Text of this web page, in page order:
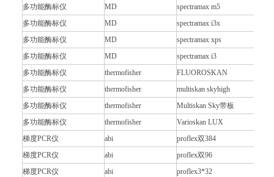
多功能酶标仪
MD
spectramax m5
多功能酶标仪
MD
spectramax i3x
多功能酶标仪
MD
spectramax xps
多功能酶标仪
MD
spectramax i3
多功能酶标仪
thermofisher
FLUOROSKAN
多功能酶标仪
thermofisher
multiskan skyhigh
多功能酶标仪
thermofisher
Multiskan Sky带板
多功能酶标仪
thermofisher
Varioskan LUX
梯度PCR仪
abi
proflex双384
梯度PCR仪
abi
proflex双96
梯度PCR仪
abi
proflex3*32